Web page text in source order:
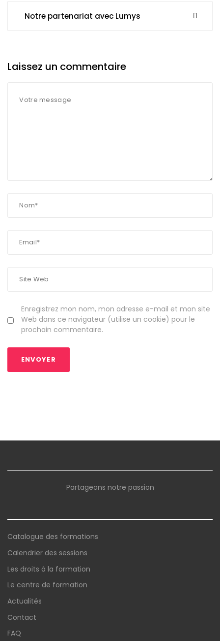
Post
Notre partenariat avec Lumys
Laissez un commentaire
Enregistrez mon nom, mon adresse e-mail et mon site
Web dans ce navigateur (utilise un cookie) pour le
prochain commentaire.
Partageons notre passion
Catalogue des formations
Calendrier des sessions
Les droits à la formation
Le centre de formation
Actualités
Contact
FAQ